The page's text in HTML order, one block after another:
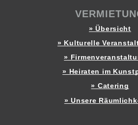
» Übersicht
» Kulturelle
»
» Heiraten im
» Catering
» Unsere